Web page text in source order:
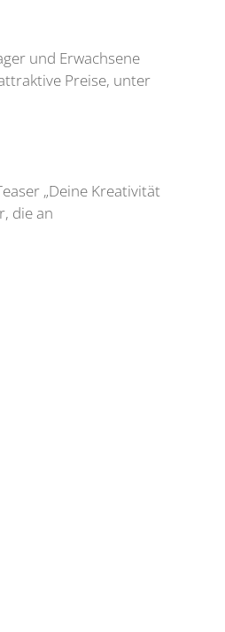
und Erwachsene
Preise, unter
„Deine Kreativität
die an